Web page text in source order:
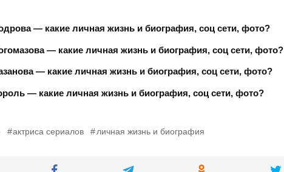
— какие личная жизнь и биография, соц сети, фото?
— какие личная жизнь и биография, соц сети, фото?
— какие личная жизнь и биография, соц сети, фото?
— какие личная жизнь и биография, соц сети, фото?
актриса сериалов личная жизнь и биография